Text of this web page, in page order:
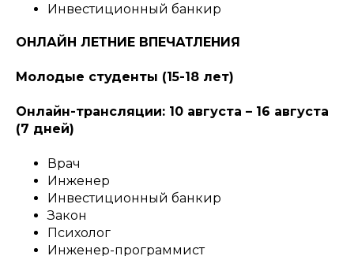
Инвестиционный банкир
ОНЛАЙН ЛЕТНИЕ ВПЕЧАТЛЕНИЯ
Молодые студенты (15-18 лет)
Онлайн-трансляции: 10 августа – 16 августа
(7 дней)
Врач
Инженер
Инвестиционный банкир
Закон
Психолог
Инженер-программист